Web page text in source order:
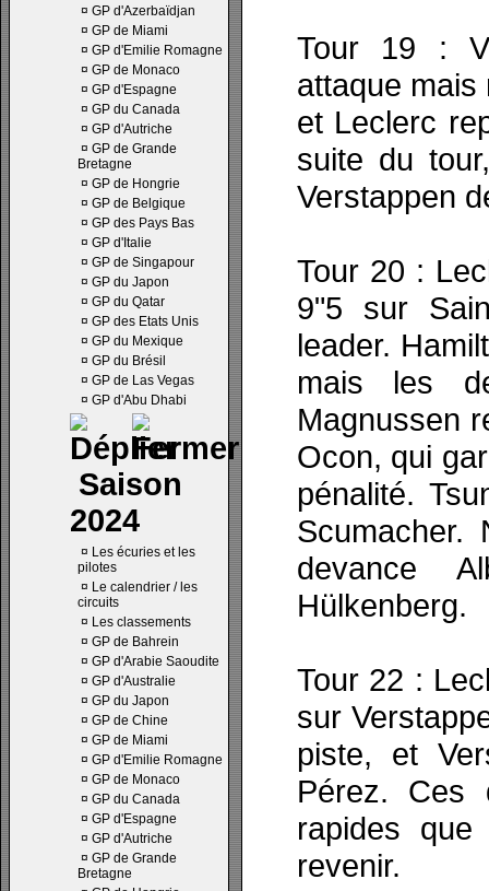
¤ GP d'Azerbaïdjan
¤ GP de Miami
¤ GP d'Emilie Romagne
¤ GP de Monaco
¤ GP d'Espagne
¤ GP du Canada
¤ GP d'Autriche
¤ GP de Grande
Bretagne
¤ GP de Hongrie
¤ GP de Belgique
¤ GP des Pays Bas
¤ GP d'Italie
¤ GP de Singapour
¤ GP du Japon
¤ GP du Qatar
¤ GP des Etats Unis
¤ GP du Mexique
¤ GP du Brésil
¤ GP de Las Vegas
¤ GP d'Abu Dhabi
Saison
2024
¤ Les écuries et les
pilotes
¤ Le calendrier / les
circuits
¤ Les classements
¤ GP de Bahrein
¤ GP d'Arabie Saoudite
¤ GP d'Australie
¤ GP du Japon
¤ GP de Chine
¤ GP de Miami
¤ GP d'Emilie Romagne
¤ GP de Monaco
¤ GP du Canada
¤ GP d'Espagne
¤ GP d'Autriche
¤ GP de Grande
Bretagne
Tour 19 :
attaque
et Leclerc
suite du
Verstappen
Tour 20 :
9"5 sur
leader.
mais les
Magnussen
Ocon, qui
pénalité.
Scumacher.
devance
Hülkenberg.
Tour 22 :
sur
piste, et
Pérez. Ces
rapides
revenir.